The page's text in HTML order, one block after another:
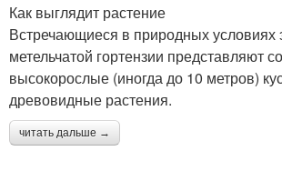
Как выглядит растение
Встречающиеся в природных условиях
метельчатой гортензии представляют
высокорослые (иногда до 10 метров)
древовидные растения.
читать дальше →